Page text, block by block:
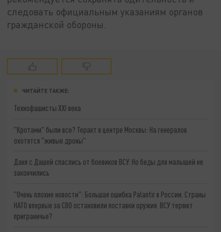
следовать официальным указаниям органов
гражданской обороны.
ЧИТАЙТЕ ТАКЖЕ:
Технофашисты XXI века
"Кротами" были все? Теракт в центре Москвы: На генералов
охотятся "живые дроны"
Даня с Дашей спаслись от боевиков ВСУ. Но беды для малышей не
закончились
"Очень плохие новости": Большая ошибка Palantir в России. Страны
НАТО впервые за СВО остановили поставки оружия. ВСУ теряют
приграничье?